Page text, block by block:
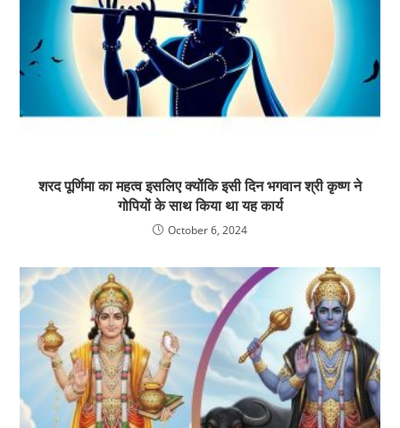
शरद पूर्णिमा का महत्व इसलिए क्योंकि इसी दिन भगवान श्री कृष्ण ने
गोपियों के साथ किया था यह कार्य
October 6, 2024